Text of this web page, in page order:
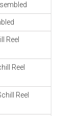
Reel
Reel
Reel